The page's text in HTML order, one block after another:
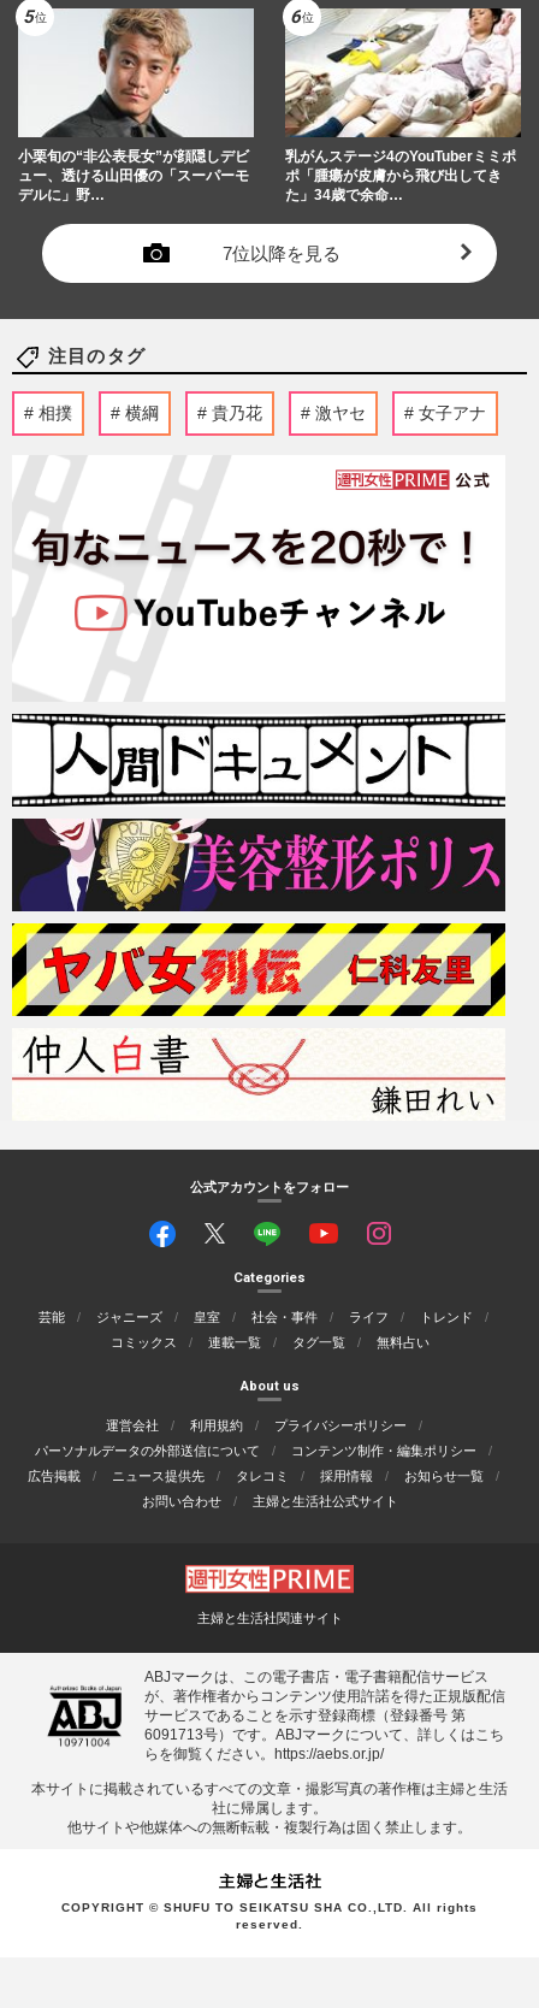
小栗旬の“非公表長女”が顔隠しデビ
ュー、透ける山田優の「スーパーモ
デルに」野…
乳がんステージ4のYouTuberミミポ
ポ「腫瘍が皮膚から飛び出してき
た」34歳で余命…
7位以降を見る
注目のタグ
相撲 横綱 貴乃花 激ヤセ 女子アナ
公式アカウントをフォロー
Categories
芸能 ジャニーズ 皇室 社会・事件 ライフ
トレンド
コミックス
連載一覧 タグ一覧 無料占い
About us
運営会社 利用規約
プライバシーポリシー
パーソナルデータの外部送信について
コンテンツ制作・編集ポリシー
広告掲載
ニュース提供先 タレコミ 採用情報
お知らせ一覧
お問い合わせ
主婦と生活社公式サイト
主婦と生活社関連サイト
ABJマークは、この電子書店・電子書籍配信サービス
が、著作権者からコンテンツ使用許諾を得た正規版配信
サービスであることを示す登録商標（登録番号 第
6091713号）です。ABJマークについて、詳しくはこち
らを御覧ください。
https://aebs.or.jp/
本サイトに掲載されているすべての⽂章・撮影写真の著作権は主婦と⽣活
社に帰属します。
他サイトや他媒体への無断転載・複製⾏為は固く禁⽌します。
COPYRIGHT © SHUFU TO SEIKATSU SHA CO.,LTD. All rights
reserved.